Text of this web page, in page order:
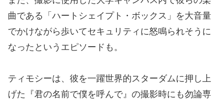
曲である「ハートシェイプト・ボックス」を大音量
でかけながら歩いてセキュリティに怒鳴られそうに
なったというエピソードも。
ティモシーは、彼を一躍世界的スターダムに押し上
げた『君の名前で僕を呼んで』の撮影時にも勿論専